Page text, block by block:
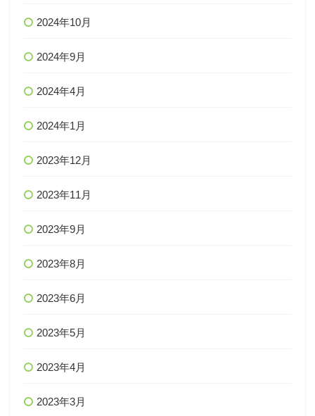
2024年10月
2024年9月
2024年4月
2024年1月
2023年12月
2023年11月
2023年9月
2023年8月
2023年6月
2023年5月
2023年4月
2023年3月